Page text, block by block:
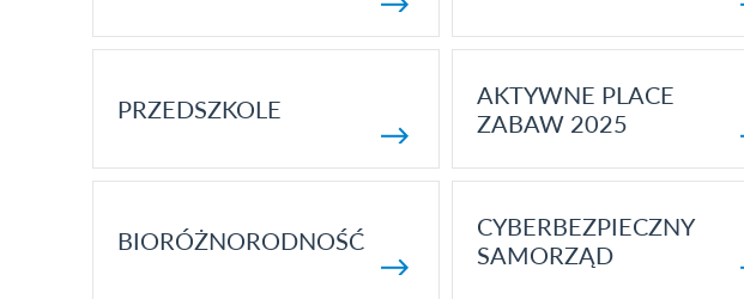
PRZEDSZKOLE
AKTYWNE PLACE
ZABAW 2025
BIORÓŻNORODNOŚĆ
CYBERBEZPIECZNY
SAMORZĄD